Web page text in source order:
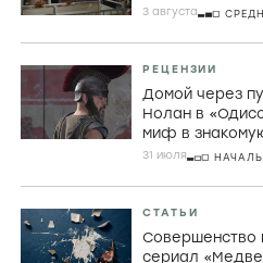
математическая
фильмах
29 ИЮЛЯ
РЕЦЕНЗИИ
Страхи